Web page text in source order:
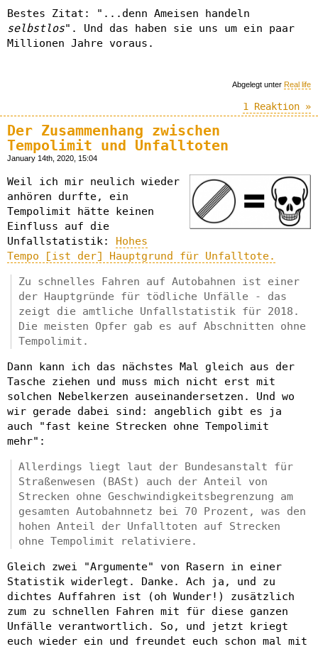
Bestes Zitat: "...denn Ameisen handeln
selbstlos". Und das haben sie uns um ein paar
Millionen Jahre voraus.
Abgelegt unter Real life
1 Reaktion »
Der Zusammenhang zwischen
Tempolimit und Unfalltoten
January 14th, 2020, 15:04
Weil ich mir neulich wieder
anhören durfte, ein
Tempolimit hätte keinen
Einfluss auf die
Unfallstatistik:
Hohes
Tempo [ist der] Hauptgrund für Unfalltote.
Zu schnelles Fahren auf Autobahnen ist einer
der Hauptgründe für tödliche Unfälle - das
zeigt die amtliche Unfallstatistik für 2018.
Die meisten Opfer gab es auf Abschnitten ohne
Tempolimit.
Dann kann ich das nächstes Mal gleich aus der
Tasche ziehen und muss mich nicht erst mit
solchen Nebelkerzen auseinandersetzen. Und wo
wir gerade dabei sind: angeblich gibt es ja
auch "fast keine Strecken ohne Tempolimit
mehr":
Allerdings liegt laut der Bundesanstalt für
Straßenwesen (BASt) auch der Anteil von
Strecken ohne Geschwindigkeitsbegrenzung am
gesamten Autobahnnetz bei 70 Prozent, was den
hohen Anteil der Unfalltoten auf Strecken
ohne Tempolimit relativiere.
Gleich zwei "Argumente" von Rasern in einer
Statistik widerlegt. Danke. Ach ja, und zu
dichtes Auffahren ist (oh Wunder!) zusätzlich
zum zu schnellen Fahren mit für diese ganzen
Unfälle verantwortlich. So, und jetzt kriegt
euch wieder ein und freundet euch schon mal mit